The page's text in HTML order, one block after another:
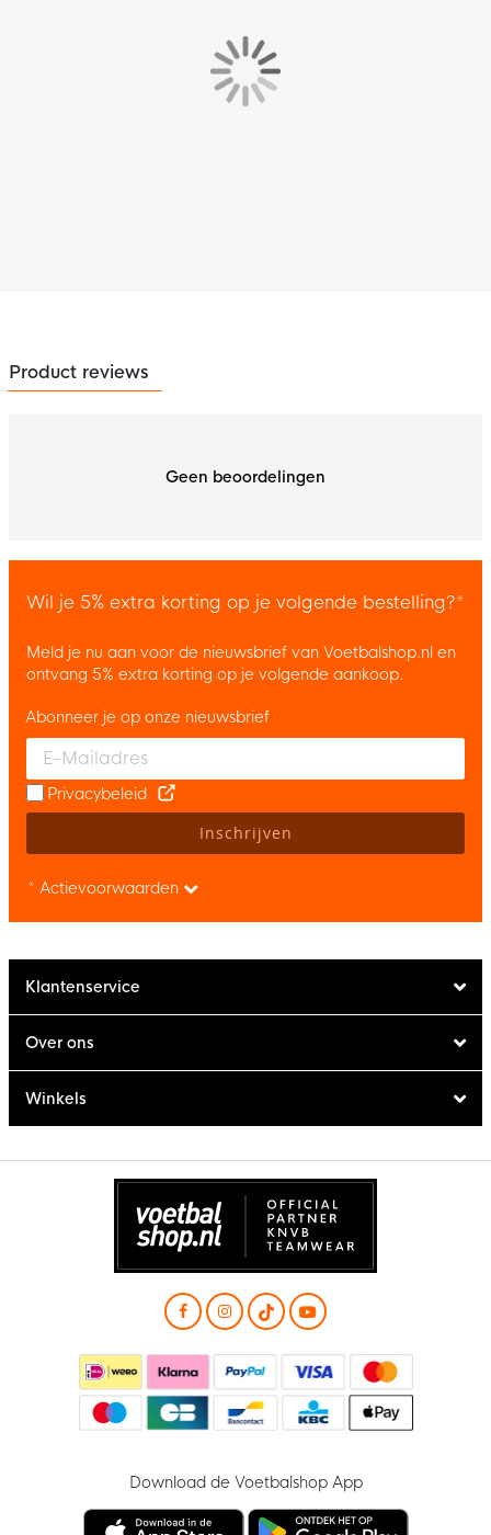
Product reviews
Geen beoordelingen
Wil je 5% extra korting op je volgende bestelling?*
Meld je nu aan voor de nieuwsbrief van Voetbalshop.nl en
ontvang 5% extra korting op je volgende aankoop.
Enter your email and accept the privacy policy to subscribe to
Abonneer je op onze nieuwsbrief
Privacybeleid
Inschrijven
* Actievoorwaarden
Klantenservice
Over ons
Winkels
Download de Voetbalshop App